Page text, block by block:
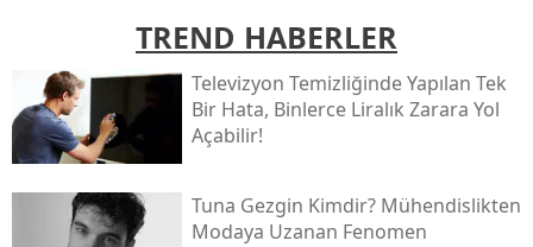
TREND HABERLER
Televizyon Temizliğinde Yapılan Tek
Bir Hata, Binlerce Liralık Zarara Yol
Açabilir!
Tuna Gezgin Kimdir? Mühendislikten
Modaya Uzanan Fenomen